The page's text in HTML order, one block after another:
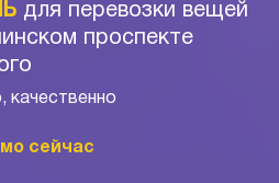
для перевозки вещей
проспекте
качественно
сейчас